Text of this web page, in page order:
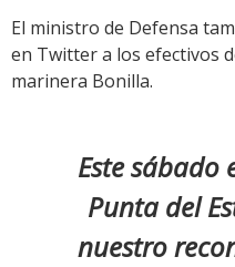
El ministro de Defensa
en Twitter a los efectivos
marinera Bonilla.
Este sábado
Punta del
nuestro